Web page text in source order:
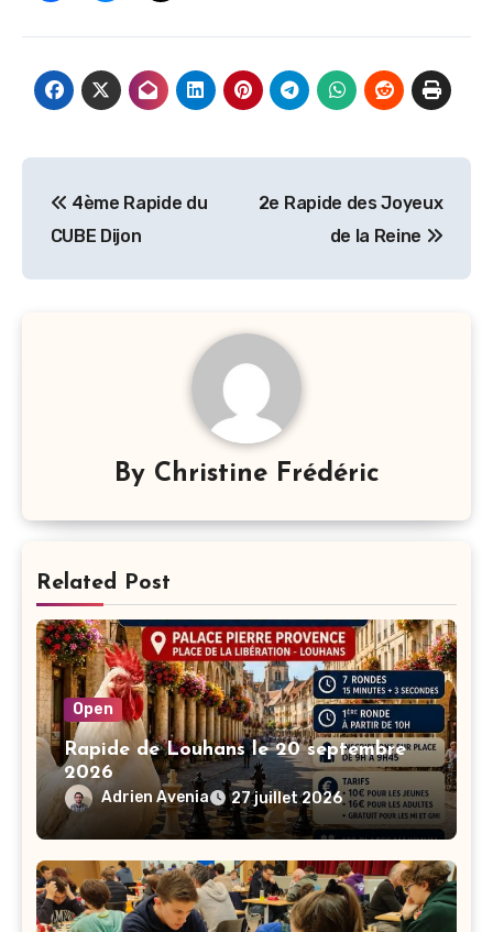
de
l’article
4ème Rapide du
CUBE Dijon
2e Rapide des Joyeux
de la Reine
By Christine Frédéric
Related Post
Open
Rapide de Louhans le 20 septembre
2026
Adrien Avenia 27 juillet 2026